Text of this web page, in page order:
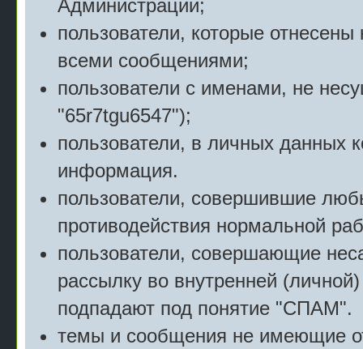
Администрации;
пользователи, которые
всеми сообщениями;
пользователи с именами, не
"65r7tgu6547");
пользователи, в личных данных
информация.
пользователи, совершившие
противодействия нормальной
пользователи, совершающие
рассылку во внутренней
подпадают под понятие "СПАМ".
темы и сообщения не имеющие